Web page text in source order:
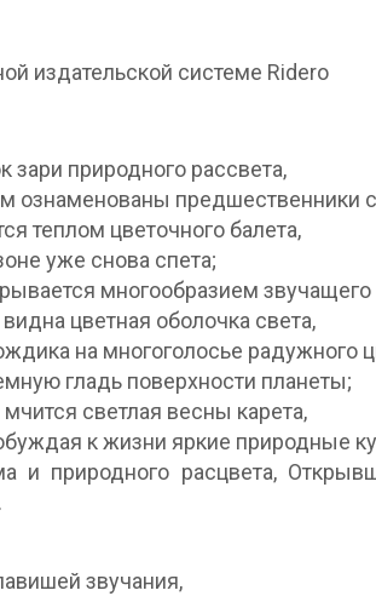
издательской системе Ridero
зари природного рассвета,
предшественники
теплом цветочного балета,
уже снова спета;
многообразием звучащего
цветная оболочка света,
на многоголосье радужного
гладь поверхности планеты;
светлая весны карета,
к жизни яркие природные
и природного расцвета,
звучания,